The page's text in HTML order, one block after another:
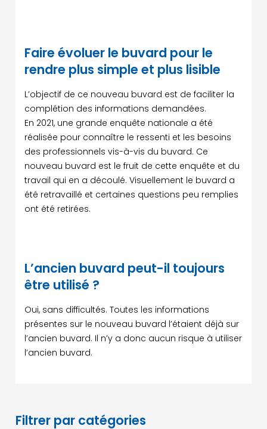
Faire évoluer le buvard pour le
rendre plus simple et plus lisible
L’objectif de ce nouveau buvard est de faciliter la
complétion des informations demandées.
En 2021, une grande enquête nationale a été
réalisée pour connaître le ressenti et les besoins
des professionnels vis-à-vis du buvard. Ce
nouveau buvard est le fruit de cette enquête et du
travail qui en a découlé. Visuellement le buvard a
été retravaillé et certaines questions peu remplies
ont été retirées.
L’ancien buvard peut-il toujours
être utilisé ?
Oui, sans difficultés. Toutes les informations
présentes sur le nouveau buvard l’étaient déjà sur
l’ancien buvard. Il n’y a donc aucun risque à utiliser
l’ancien buvard.
Filtrer par catégories